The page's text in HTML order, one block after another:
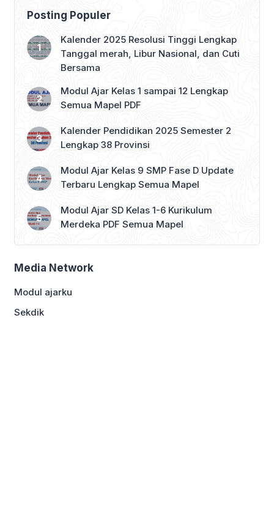
Posting Populer
Kalender 2025 Resolusi Tinggi Lengkap
Tanggal merah, Libur Nasional, dan Cuti
Bersama
Modul Ajar Kelas 1 sampai 12 Lengkap
Semua Mapel PDF
Kalender Pendidikan 2025 Semester 2
Lengkap 38 Provinsi
Modul Ajar Kelas 9 SMP Fase D Update
Terbaru Lengkap Semua Mapel
Modul Ajar SD Kelas 1-6 Kurikulum
Merdeka PDF Semua Mapel
Media Network
Modul ajarku
Sekdik